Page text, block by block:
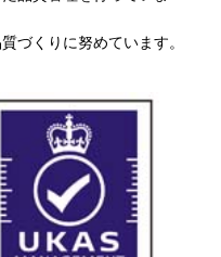
づくりに努めています。